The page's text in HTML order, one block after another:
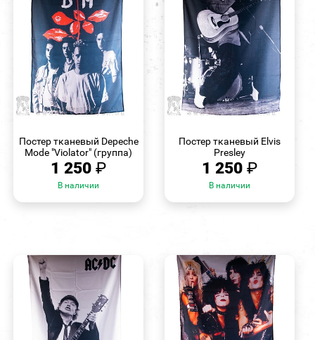
Постер тканевый Depeche
Mode "Violator" (группа)
1 250 ₽
В наличии
Постер тканевый Elvis
Presley
1 250 ₽
В наличии